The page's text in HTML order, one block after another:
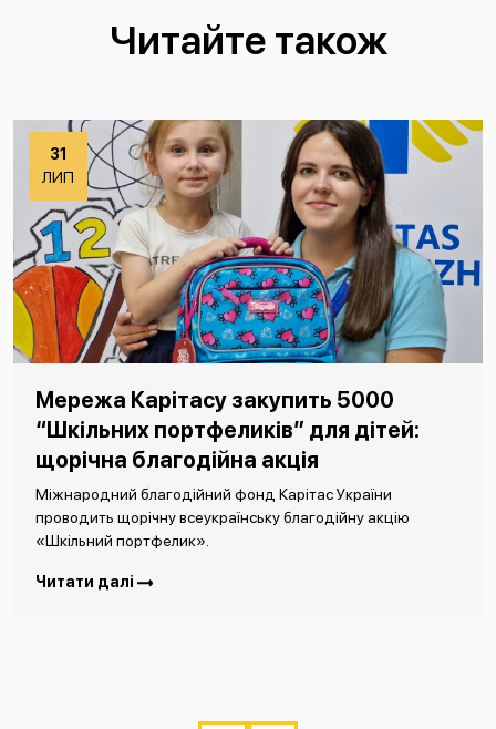
Читайте також
31
ЛИП
Мережа Карітасу закупить 5000
“Шкільних портфеликів” для дітей:
щорічна благодійна акція
Міжнародний благодійний фонд Карітас України
проводить щорічну всеукраїнську благодійну акцію
«Шкільний портфелик».
Читати далі